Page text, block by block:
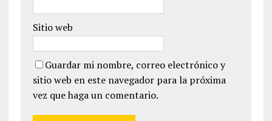
Sitio web
Guardar mi nombre, correo electrónico y
sitio web en este navegador para la próxima
vez que haga un comentario.